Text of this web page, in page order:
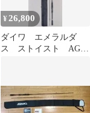
¥ 26,800
ダイワ エメラルダ
ス ストイスト AGS